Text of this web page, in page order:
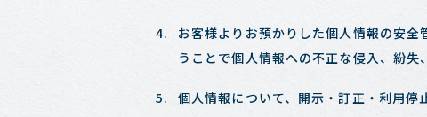
お客様よりお預かりした個人情報の安
うことで個人情報への不正な侵入、紛失
個人情報について、開示・訂正・利用